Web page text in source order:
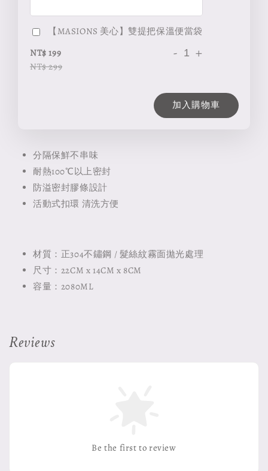
【MASIONS 美心】雙提把保溫便當袋
NT$ 199
NT$ 299
- +
加入購物車
分隔保鮮不串味
耐熱100℃以上密封
防溢密封膠條設計
活動式扣環 清洗方便
材質：正304不鏽鋼 / 髮絲紋霧面拋光處理
尺寸：22CM x 14CM x 8CM
容量：2080ML
Reviews
Be the first to review